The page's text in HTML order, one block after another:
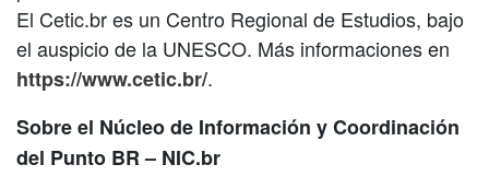
El Cetic.br es un Centro Regional de Estudios, bajo
el auspicio de la UNESCO. Más informaciones en
https://www.cetic.br/.
Sobre el Núcleo de Información y Coordinación
del Punto BR – NIC.br